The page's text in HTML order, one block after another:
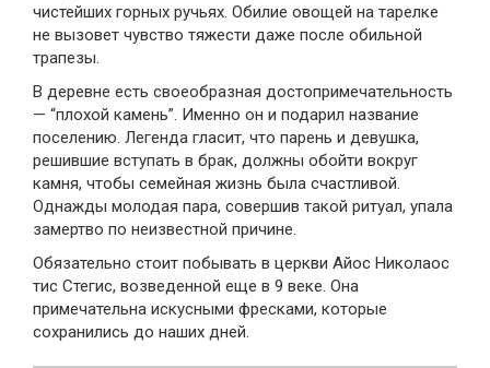
чистейших горных ручьях. Обилие овощей на тарелке
не вызовет чувство тяжести даже после обильной
трапезы.
В деревне есть своеобразная достопримечательность
— “плохой камень”. Именно он и подарил название
поселению. Легенда гласит, что парень и девушка,
решившие вступать в брак, должны обойти вокруг
камня, чтобы семейная жизнь была счастливой.
Однажды молодая пара, совершив такой ритуал, упала
замертво по неизвестной причине.
Обязательно стоит побывать в церкви Айос Николаос
тис Стегис, возведенной еще в 9 веке. Она
примечательна искусными фресками, которые
сохранились до наших дней.